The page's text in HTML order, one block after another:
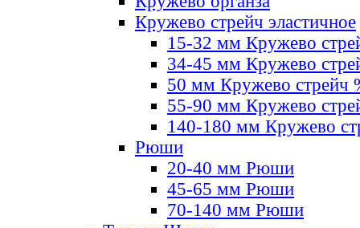
Кружево стрейч эластичное
15-32 мм Кружево
34-45 мм Кружево
50 мм Кружево стрейч
55-90 мм Кружево
140-180 мм Кружево
Рюши
20-40 мм Рюши
45-65 мм Рюши
70-140 мм Рюши